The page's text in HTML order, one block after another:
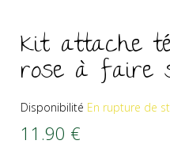
Kit attache
rose à faire
Disponibilité En rupture de
11.90 €